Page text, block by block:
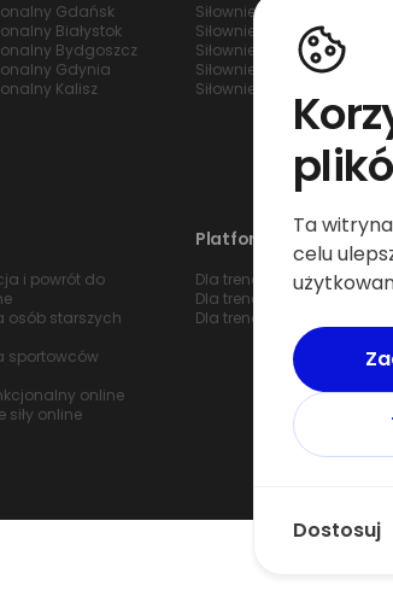
Gdańsk
Białystok
Bydgoszcz
Gdynia
Kalisz
Siłownie Warszawa
Siłownie Wrocław
Siłownie Poznań
Siłownie Katowice
Siłownie Kraków
i powrót do
osób starszych
sportowców
online
siły online
Platforma dla trenerów
Dla trenera Warszawa
Dla trenera Wrocław
Dla trenera Poznań
Ta
celu
Dostosuj